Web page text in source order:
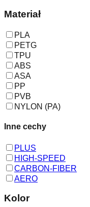
Materiał
PLA
PETG
TPU
ABS
ASA
PP
PVB
NYLON (PA)
Inne cechy
PLUS
HIGH-SPEED
CARBON-FIBER
AERO
Kolor